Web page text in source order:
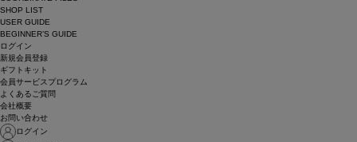
SHOP LIST
USER GUIDE
BEGINNER’S GUIDE
ログイン
新規会員登録
ギフトキット
会員サービスプログラム
よくあるご質問
会社概要
お問い合わせ
ログイン